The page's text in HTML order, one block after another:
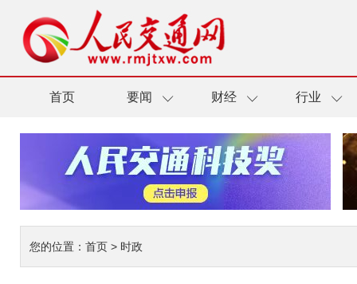
首页 要闻 财经 行业
您的位置： 首页 > 时政